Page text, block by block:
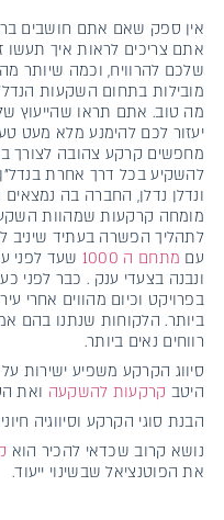
אין ספק שאם אתם חושבים
אתם צריכים לראות איך תעשו
שלכם להרוויח, וכמה שיותר
מובילות בתחום השקעות
מה טוב. אתם תראו שהייעוץ של
יעזור לכם להימנע מלא מעט
מחפשים קרקע צהובה לצורך
להשקיע בכל דרך אחרת
ונדלן נדלן, החברה בה
מומחה קרקעות שמהוות
לתהליך הפשרה בעתיד שיניב
עם מתחם ה 1000
שעד לפני
ונבנה בצעדי ענק . כבר לפני
בפרויקט וכיום מהווים אחרי
ביותר. הלקוחות שנתנו בהם
רווחים נאים ביותר.
סיווג הקרקע משפיע ישירות
היטב קרקעות להשקעה ואת
הבנת סוגי הקרקע וסיווגיה
נושא קרוב שכדאי להכיר הוא
את הפוטנציאל שבשינוי ייעוד.